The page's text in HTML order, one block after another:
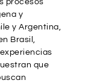
procesos
y
y Argentina,
Brasil,
que